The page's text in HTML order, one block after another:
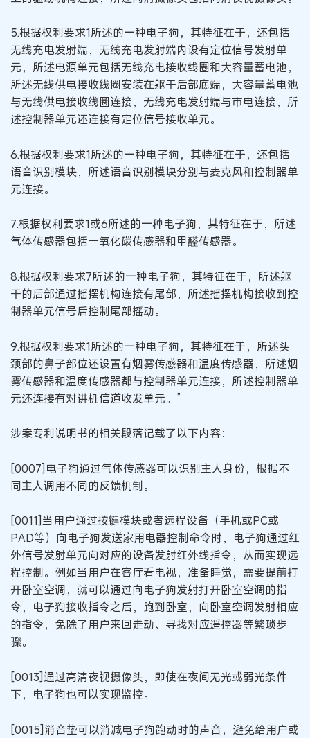
5.根据权利要求1所述的一种电子狗，其特征在于，还包括
无线充电发射端，无线充电发射端内设有定位信号发射单
元，所述电源单元包括无线充电接收线圈和大容量蓄电池，
所述无线供电接收线圈安装在躯干后部底端，大容量蓄电池
与无线供电接收线圈连接，无线充电发射端与市电连接，所
述控制器单元还连接有定位信号接收单元。
6.根据权利要求1所述的一种电子狗，其特征在于，还包括
语音识别模块，所述语音识别模块分别与麦克风和控制器单
元连接。
7.根据权利要求1或6所述的一种电子狗，其特征在于，所述
气体传感器包括一氧化碳传感器和甲醛传感器。
8.根据权利要求7所述的一种电子狗，其特征在于，所述躯
干的后部通过摇摆机构连接有尾部，所述摇摆机构接收到控
制器单元信号后控制尾部摇动。
9.根据权利要求1所述的一种电子狗，其特征在于，所述头
颈部的鼻子部位还设置有烟雾传感器和温度传感器，所述烟
雾传感器和温度传感器都与控制器单元连接，所述控制器单
元还连接有对讲机信道收发单元。”
涉案专利说明书的相关段落记载了以下内容：
[0007]电子狗通过气体传感器可以识别主人身份，根据不
同主人调用不同的反馈机制。
[0011]当用户通过按键模块或者远程设备（手机或PC或
PAD等）向电子狗发送家用电器控制命令时，电子狗通过红
外信号发射单元向对应的设备发射红外线指令，从而实现远
程控制。例如当用户在客厅看电视，准备睡觉，需要提前打
开卧室空调，就可以通过向电子狗发射打开卧室空调的指
令，电子狗接收指令之后，跑到卧室，向卧室空调发射相应
的指令，免除了用户来回走动、寻找对应遥控器等繁琐步
骤。
[0013]通过高清夜视摄像头，即使在夜间无光或弱光条件
下，电子狗也可以实现监控。
[0015]消音垫可以消减电子狗跑动时的声音，避免给用户或